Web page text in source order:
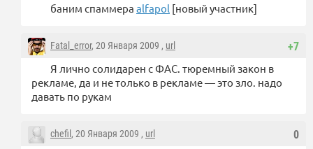
баним спаммера alfapol [новый участник]
+7
Fatal_error, 20 Января 2009 , url
Я лично солидарен с ФАС. тюремный закон в
рекламе, да и не только в рекламе — это зло. надо
давать по рукам
0
chefil , 20 Января 2009 , url